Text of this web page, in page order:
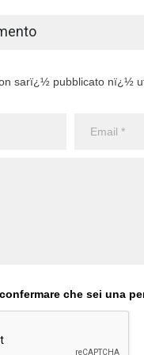
sarï¿½ pubblicato nï¿½
che sei una